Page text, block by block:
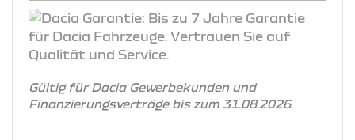
Gültig für Dacia Gewerbekunden und
Finanzierungsverträge bis zum 31.08.2026.